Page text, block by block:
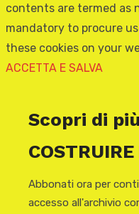
contents are termed as
mandatory to procure
these cookies on your
ACCETTA E SALVA
Scopri di
Abbonati ora per
accesso all'archivio